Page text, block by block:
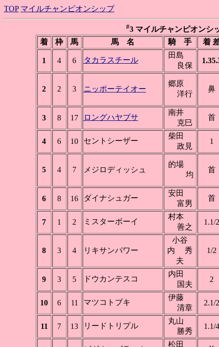
TOP マイルチャンピオンシップ
#3 マイルチャンピオンシ
着
枠 馬 馬 名 騎 手 着
1 4 6 タカラスチール
田島
良保
2 2 3 ニッポーテイオー
郷原
洋行
鼻
3 8 17 ロングハヤブサ
南井
克巳
首
4 6 10 セントシーザー
柴田
政見
1
5 4 7 メジロディッシュ
的場
均
首
6 8 16 ダイナシュガー
安田
富男
首
7 1 2 ミスターボーイ
村本
善之
1.1/2
8 3 4 リキサンパワー
小谷
内 秀
夫
1/2
9 3 5 ドウカンテスコ
内田
国夫
2
10 6 11 マツコトブキ
伊藤
清章
2.1/2
11 7 13 リードトリプル
丸山
勝秀
1.1/4
松田